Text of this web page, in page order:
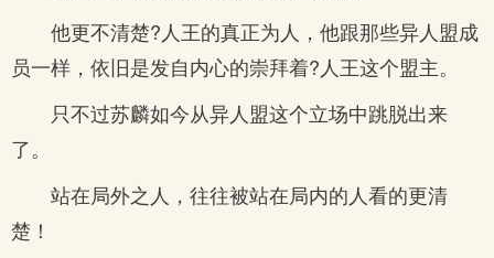
他更不清楚?人王的真正为人，他跟那些异人盟成
员一样，依旧是发自内心的崇拜着?人王这个盟主。
只不过苏麟如今从异人盟这个立场中跳脱出来
了。
站在局外之人，往往被站在局内的人看的更清
楚！